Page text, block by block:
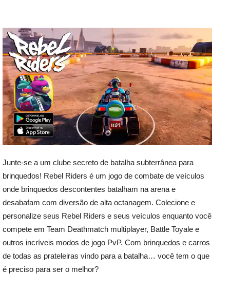
Junte-se a um clube secreto de batalha subterrânea para
brinquedos! Rebel Riders é um jogo de combate de veículos
onde brinquedos descontentes batalham na arena e
desabafam com diversão de alta octanagem. Colecione e
personalize seus Rebel Riders e seus veículos enquanto você
compete em Team Deathmatch multiplayer, Battle Toyale e
outros incríveis modos de jogo PvP. Com brinquedos e carros
de todas as prateleiras vindo para a batalha… você tem o que
é preciso para ser o melhor?